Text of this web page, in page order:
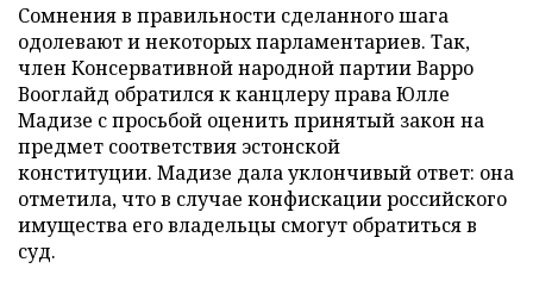
Сомнения в правильности сделанного шага
одолевают и некоторых парламентариев. Так,
член Консервативной народной партии Варро
Вооглайд обратился к канцлеру права Юлле
Мадизе с просьбой оценить принятый закон на
предмет соответствия эстонской
конституции. Мадизе дала уклончивый ответ: она
отметила, что в случае конфискации российского
имущества его владельцы смогут обратиться в
суд.